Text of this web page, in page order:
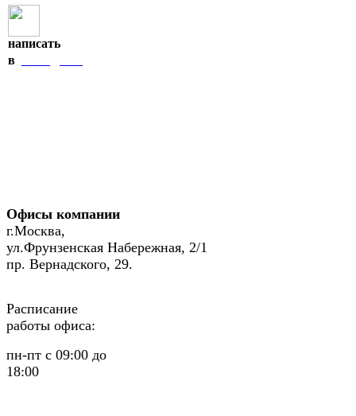
написать
в
Офисы компании
г.Москва,
ул.Фрунзенская Набережная, 2/1
пр. Вернадского, 29.
Расписание
работы офиса:
пн-пт с 09:00 до
18:00